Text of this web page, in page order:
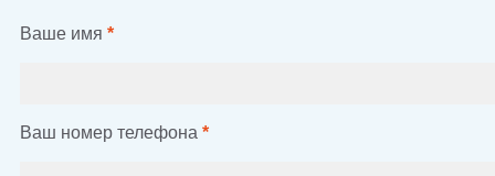
Ваше имя *
Ваш номер телефона *